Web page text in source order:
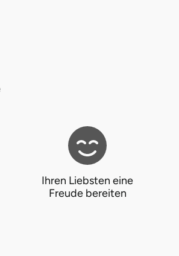
Ihren Liebsten eine
Freude bereiten